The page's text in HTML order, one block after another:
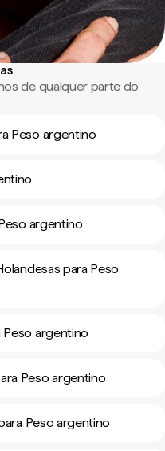
de qualquer parte do
Peso argentino
argentino
para Peso
Peso argentino
Peso argentino
Peso argentino